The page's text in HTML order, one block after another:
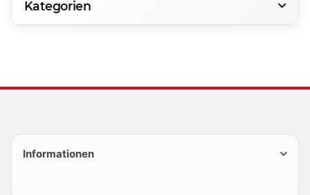
Kategorien
Informationen